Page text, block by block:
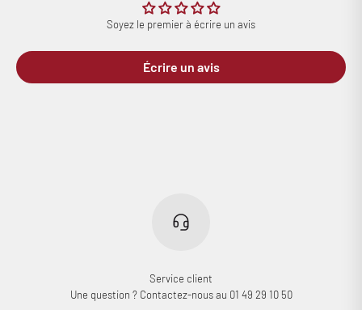
Soyez le premier à écrire un avis
Écrire un avis
Service client
Une question ? Contactez-nous au 01 49 29 10 50